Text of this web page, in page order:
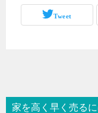
Tweet
家を高く早く売る